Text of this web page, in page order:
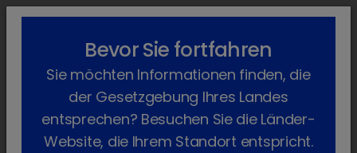
lock_outline search menu
Verschreibungspflichtig
Laxatract Zurück
Laxatract
Bevor Sie fortfahren
Sie möchten Informationen finden, die
der Gesetzgebung Ihres Landes
entsprechen? Besuchen Sie die Länder-
Website, die Ihrem Standort entspricht.